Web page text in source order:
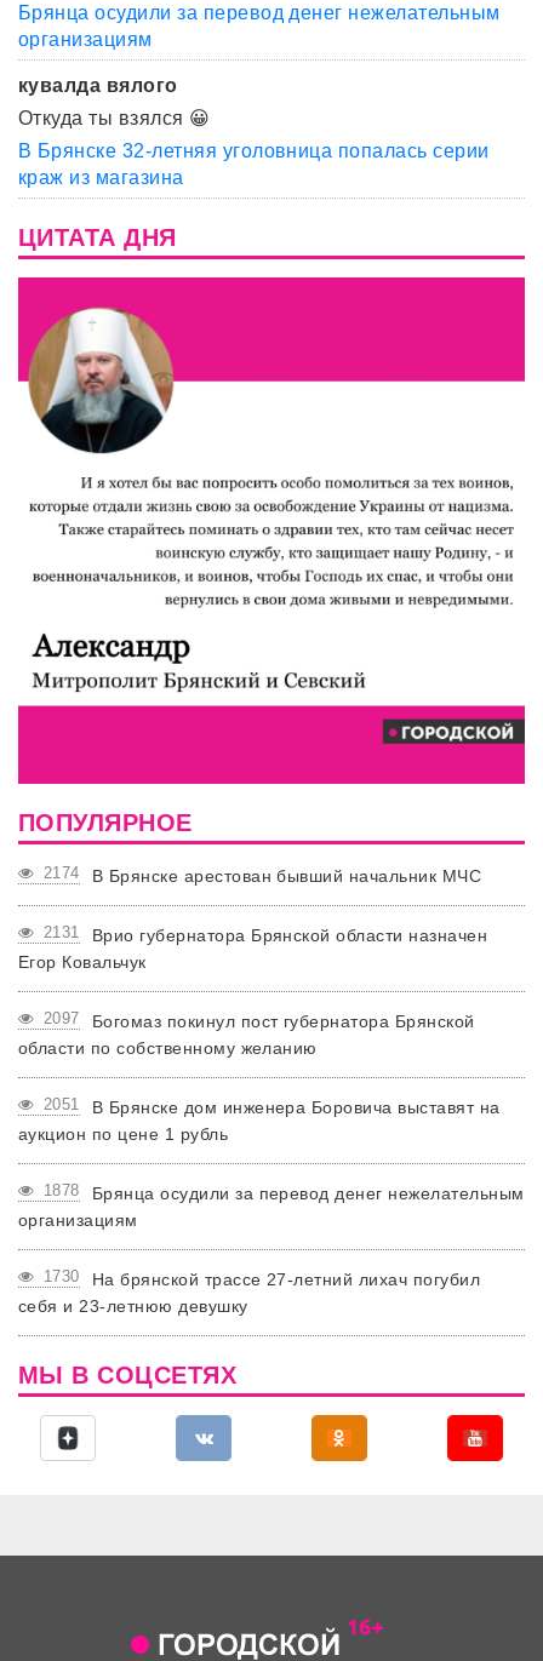
Брянца осудили за перевод денег нежелательным
организациям
кувалда вялого
Откуда ты взялся 😀
В Брянске 32-летняя уголовница попалась серии
краж из магазина
ЦИТАТА ДНЯ
ПОПУЛЯРНОЕ
2174 В Брянске арестован бывший начальник МЧС
2131
Врио губернатора Брянской области назначен
Егор Ковальчук
2097
Богомаз покинул пост губернатора Брянской
области по собственному желанию
2051
В Брянске дом инженера Боровича выставят на
аукцион по цене 1 рубль
1878
Брянца осудили за перевод денег нежелательным
организациям
1730
На брянской трассе 27-летний лихач погубил
себя и 23-летнюю девушку
МЫ В СОЦСЕТЯХ